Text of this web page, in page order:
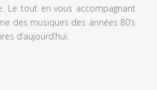
Le tout en vous accompagnant
des musiques des années 80’s
d’aujourd’hui.